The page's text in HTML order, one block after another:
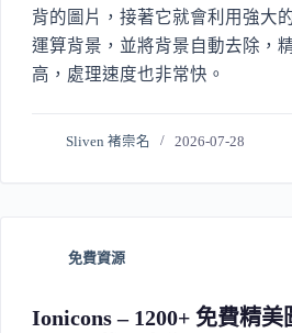
背的圖片，接著它就會利用強大
運算背景，並將背景自動去除，
高，處理速度也非常快。
Sliven 褚崇名 2026-07-28
免費資源
Ionicons – 1200+ 免費精美